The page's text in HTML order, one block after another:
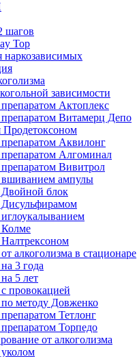
шагов
Top
наркозависимых
зависимости
Актоплекс
Витамерц Депо
Аквилонг
Алгоминал
Вивитрол
вшиванием ампулы
блок
алкоголизма в стационаре
3 года
5 лет
провокацией
методу Довженко
Тетлонг
Торпедо
от алкоголизма